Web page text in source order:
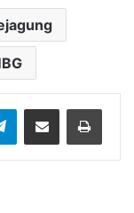
TelegramBagikan melalui Email Cetak